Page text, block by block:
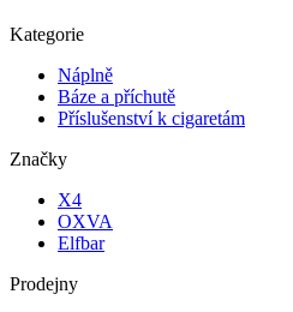
Kategorie
Náplně
Báze a příchutě
Příslušenství k cigaretám
Značky
X4
OXVA
Elfbar
Prodejny